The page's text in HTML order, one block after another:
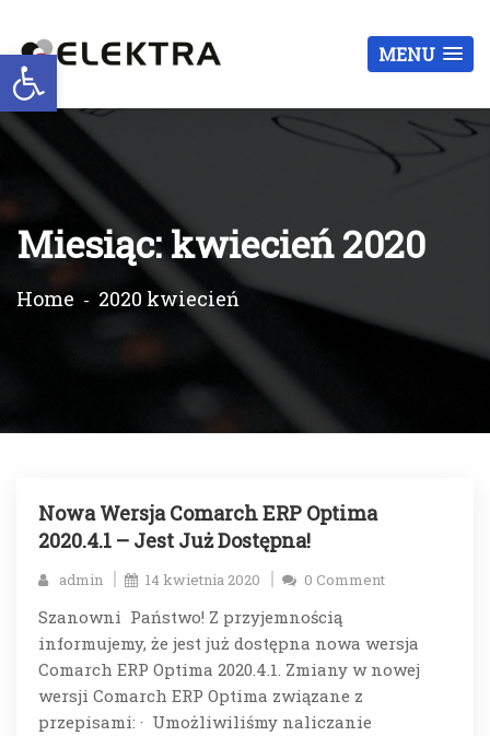
Otwórz pasek narzędzi MENU
Miesiąc:kwiecień 2020
Home 2020 kwiecień
Nowa Wersja Comarch ERP Optima
2020.4.1 – Jest Już Dostępna!
admin 14 kwietnia 2020 0 Comment
Szanowni Państwo! Z przyjemnością
informujemy, że jest już dostępna nowa wersja
Comarch ERP Optima 2020.4.1. Zmiany w nowej
wersji Comarch ERP Optima związane z
przepisami: · Umożliwiliśmy naliczanie